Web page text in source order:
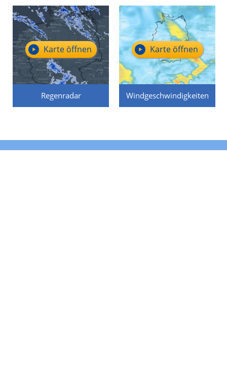
Regenradar
Karte öffnen
Windgeschwindigkeiten
Karte öffnen